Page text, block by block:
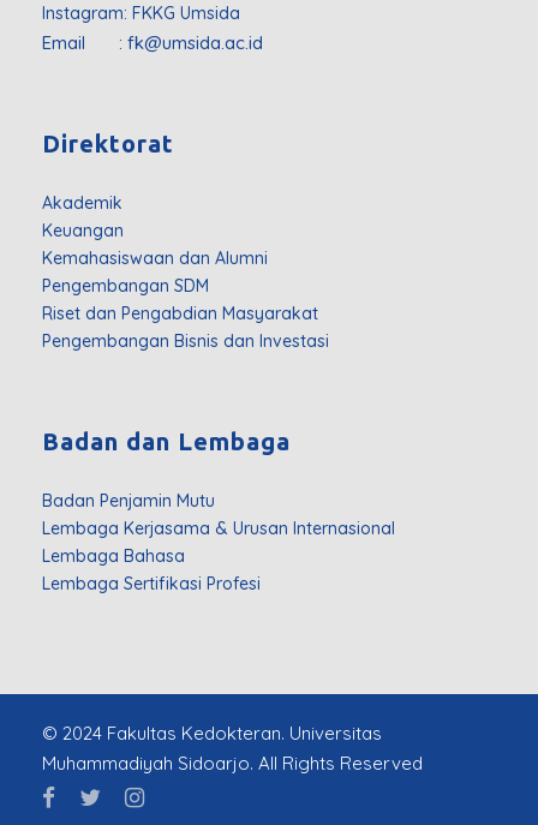
Instagram: FKKG Umsida
Email : fk@umsida.ac.id
Direktorat
Akademik
Keuangan
Kemahasiswaan dan Alumni
Pengembangan SDM
Riset dan Pengabdian Masyarakat
Pengembangan Bisnis dan Investasi
Badan dan Lembaga
Badan Penjamin Mutu
Lembaga Kerjasama & Urusan Internasional
Lembaga Bahasa
Lembaga Sertifikasi Profesi
© 2024 Fakultas Kedokteran. Universitas
Muhammadiyah Sidoarjo. All Rights Reserved